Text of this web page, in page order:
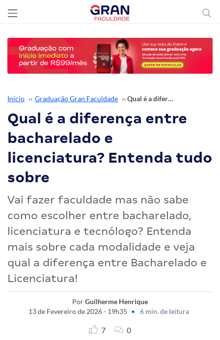
Início ›› Graduação Gran Faculdade ›› Qual é a diferença entre bacharelado e licenciatura? Entenda tudo sobre
Qual é a diferença entre
bacharelado e
licenciatura? Entenda tudo
sobre
Vai fazer faculdade mas não sabe
como escolher entre bacharelado,
licenciatura e tecnólogo? Entenda
mais sobre cada modalidade e veja
qual a diferença entre Bacharelado e
Licenciatura!
PorGuilherme Henrique
13 de Fevereiro de 2026 - 19h35 • 6 min. de leitura
7 0